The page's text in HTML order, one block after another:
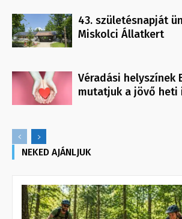
43. születésnapját
Miskolci Állatkert
Véradási helyszínek
mutatjuk a jövő
NEKED AJÁNLJUK